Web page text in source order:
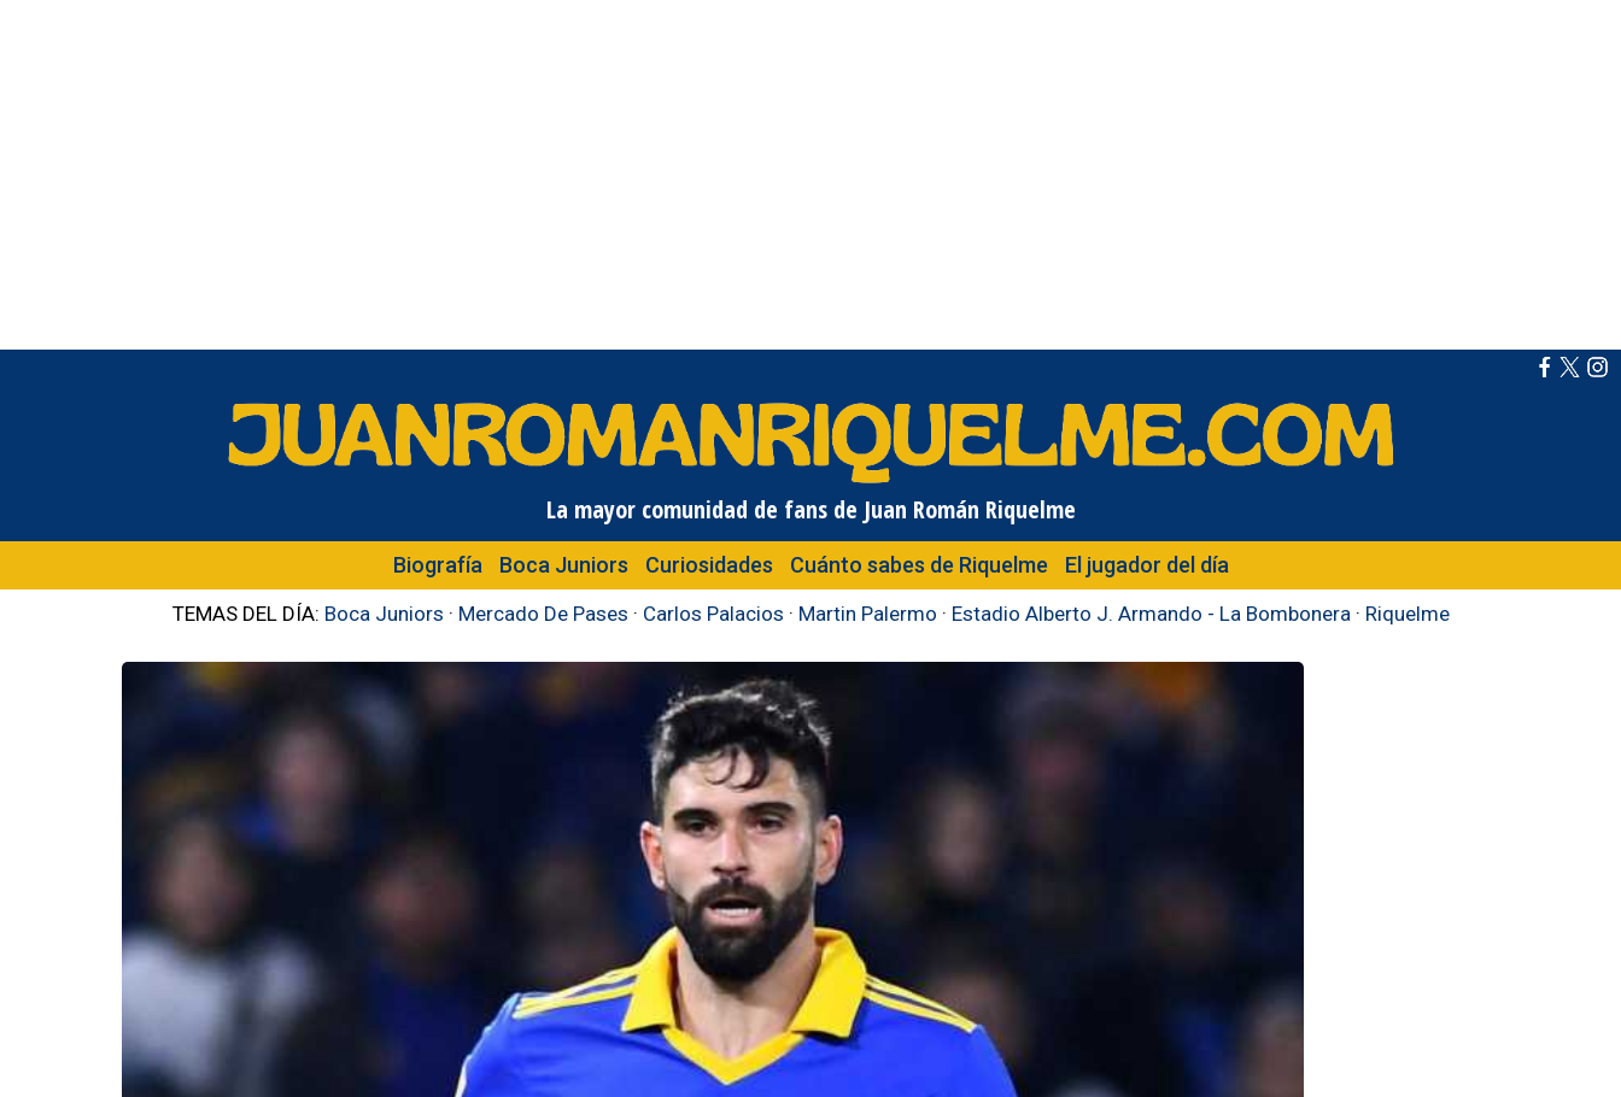
La mayor comunidad de fans de Juan Román Riquelme
Biografía Boca Juniors Curiosidades Cuánto sabes de Riquelme El jugador del día
TEMAS DEL DÍA: Boca Juniors · Mercado De Pases · Carlos Palacios · Martin Palermo · Estadio Alberto J. Armando - La Bombonera · Riquelme